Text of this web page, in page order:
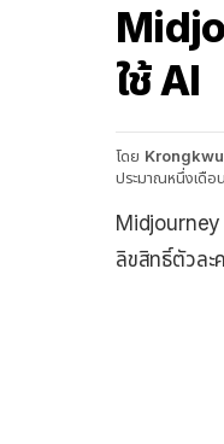
ใช้ AI
โดย
ประมาณหนึ่งเดือ
Midjourney
ลิขสิทธิ์ตัวละ